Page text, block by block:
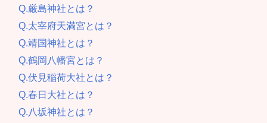
Q.厳島神社とは？
Q.太宰府天満宮とは？
Q.靖国神社とは？
Q.鶴岡八幡宮とは？
Q.伏見稲荷大社とは？
Q.春日大社とは？
Q.八坂神社とは？